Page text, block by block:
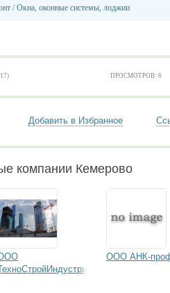
/Окна, оконные системы, лоджии
ПРОСМОТРОВ: 6
Добавить в Избранное
компании Кемерово
ООО АНК-